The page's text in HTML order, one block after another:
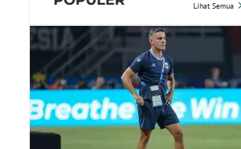
Lihat Semua